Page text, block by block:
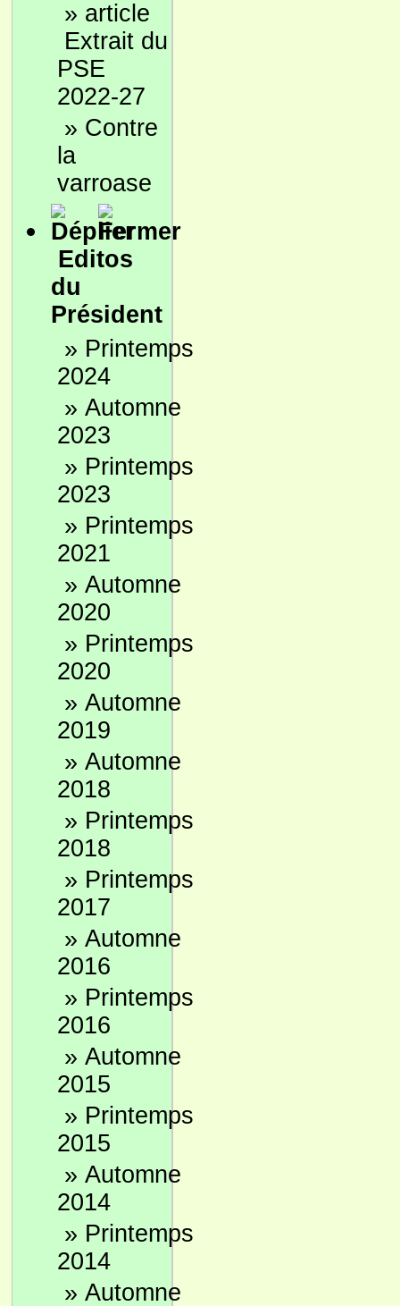
»
Extrait du
PSE
2022-27
» Contre
la
varroase
Editos
du
Président
» Printemps
2024
» Automne
2023
» Printemps
2023
» Printemps
2021
» Automne
2020
» Printemps
2020
» Automne
2019
» Automne
2018
» Printemps
2018
» Printemps
2017
» Automne
2016
» Printemps
2016
» Automne
2015
» Printemps
2015
» Automne
2014
» Printemps
2014
» Automne